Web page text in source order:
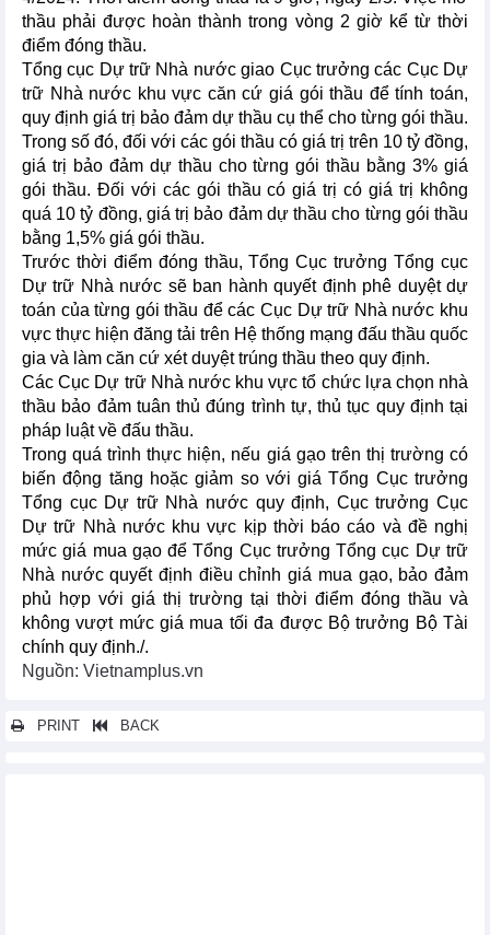
thầu phải được hoàn thành trong vòng 2 giờ kể từ thời
điểm đóng thầu.
Tổng cục Dự trữ Nhà nước giao Cục trưởng các Cục Dự
trữ Nhà nước khu vực căn cứ giá gói thầu để tính toán,
quy định giá trị bảo đảm dự thầu cụ thể cho từng gói thầu.
Trong số đó, đối với các gói thầu có giá trị trên 10 tỷ đồng,
giá trị bảo đảm dự thầu cho từng gói thầu bằng 3% giá
gói thầu. Đối với các gói thầu có giá trị có giá trị không
quá 10 tỷ đồng, giá trị bảo đảm dự thầu cho từng gói thầu
bằng 1,5% giá gói thầu.
Trước thời điểm đóng thầu, Tổng Cục trưởng Tổng cục
Dự trữ Nhà nước sẽ ban hành quyết định phê duyệt dự
toán của từng gói thầu để các Cục Dự trữ Nhà nước khu
vực thực hiện đăng tải trên Hệ thống mạng đấu thầu quốc
gia và làm căn cứ xét duyệt trúng thầu theo quy định.
Các Cục Dự trữ Nhà nước khu vực tổ chức lựa chọn nhà
thầu bảo đảm tuân thủ đúng trình tự, thủ tục quy định tại
pháp luật về đấu thầu.
Trong quá trình thực hiện, nếu giá gạo trên thị trường có
biến động tăng hoặc giảm so với giá Tổng Cục trưởng
Tổng cục Dự trữ Nhà nước quy định, Cục trưởng Cục
Dự trữ Nhà nước khu vực kịp thời báo cáo và đề nghị
mức giá mua gạo để Tổng Cục trưởng Tổng cục Dự trữ
Nhà nước quyết định điều chỉnh giá mua gạo, bảo đảm
phủ hợp với giá thị trường tại thời điểm đóng thầu và
không vượt mức giá mua tối đa được Bộ trưởng Bộ Tài
chính quy định./.
Nguồn: Vietnamplus.vn
PRINT BACK